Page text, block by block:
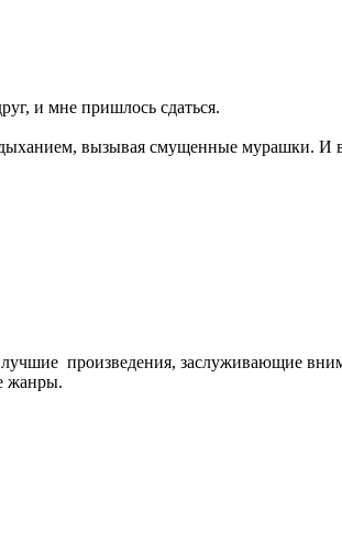
и мне пришлось сдаться.
вызывая смущенные мурашки. И
произведения, заслуживающие
жанры.